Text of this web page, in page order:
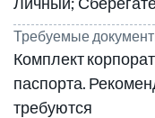
Требуемые
Комплект
паспорта.
требуются